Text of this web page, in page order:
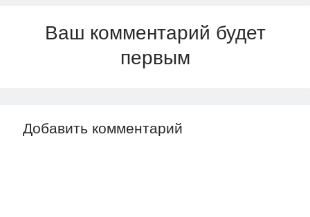
Ваш комментарий будет
первым
Добавить комментарий